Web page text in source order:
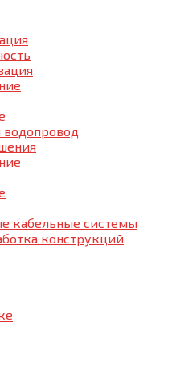
кабельные системы
конструкций